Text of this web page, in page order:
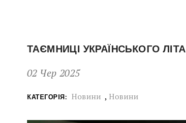
ТАЄМНИЦІ УКРАЇНСЬКОГО ЛІТА
02 Чер 2025
КАТЕГОРІЯ: Новини , Новини